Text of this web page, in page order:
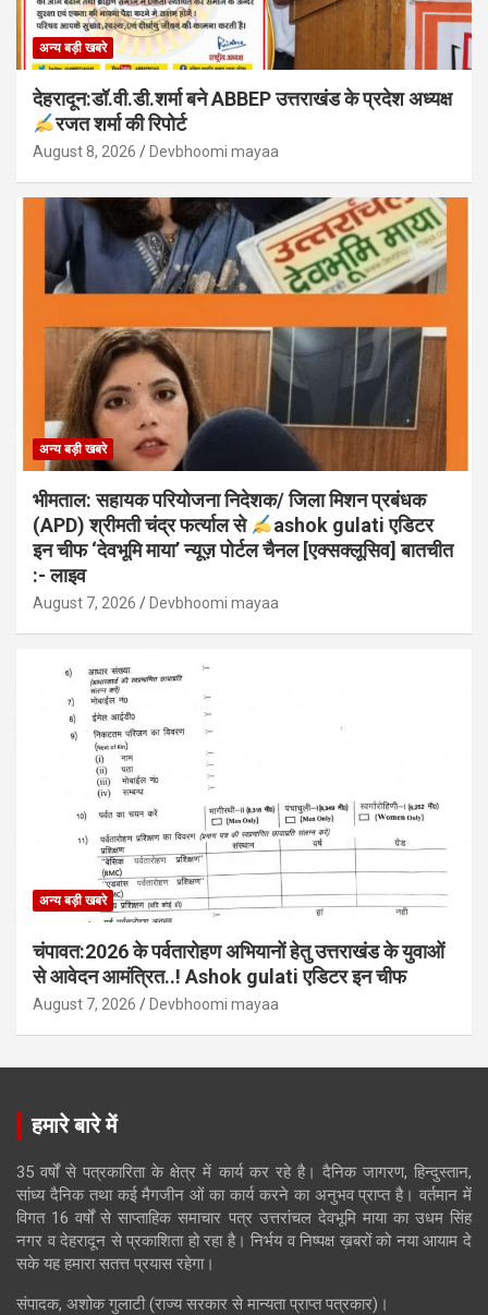
अन्य बड़ी खबरे
देहरादून:डॉ.वी.डी.शर्मा बने ABBEP उत्तराखंड के प्रदेश अध्यक्ष
रजत शर्मा की रिपोर्ट
August 8, 2026 Devbhoomi mayaa
अन्य बड़ी खबरे
भीमताल: सहायक परियोजना निदेशक/ जिला मिशन प्रबंधक
(APD) श्रीमती चंद्र फर्त्याल से
ashok gulati एडिटर
इन चीफ ‘देवभूमि माया’ न्यूज़ पोर्टल चैनल [एक्सक्लूसिव] बातचीत
:- लाइव
August 7, 2026 Devbhoomi mayaa
अन्य बड़ी खबरे
चंपावत:2026 के पर्वतारोहण अभियानों हेतु उत्तराखंड के युवाओं
से आवेदन आमंत्रित..! Ashok gulati एडिटर इन चीफ
August 7, 2026 Devbhoomi mayaa
हमारे बारे में
35 वर्षों से पत्रकारिता के क्षेत्र में कार्य कर रहे है। दैनिक जागरण, हिन्दुस्तान,
सांध्य दैनिक तथा कई मैगजीन ओं का कार्य करने का अनुभव प्राप्त है। वर्तमान में
विगत 16 वर्षों से साप्ताहिक समाचार पत्र उत्तरांचल देवभूमि माया का उधम सिंह
नगर व देहरादून से प्रकाशिता हो रहा है। निर्भय व निष्पक्ष ख़बरों को नया आयाम दे
सके यह हमारा सतत्त प्रयास रहेगा।
संपादक, अशोक गुलाटी (राज्य सरकार से मान्यता प्राप्त पत्रकार)।